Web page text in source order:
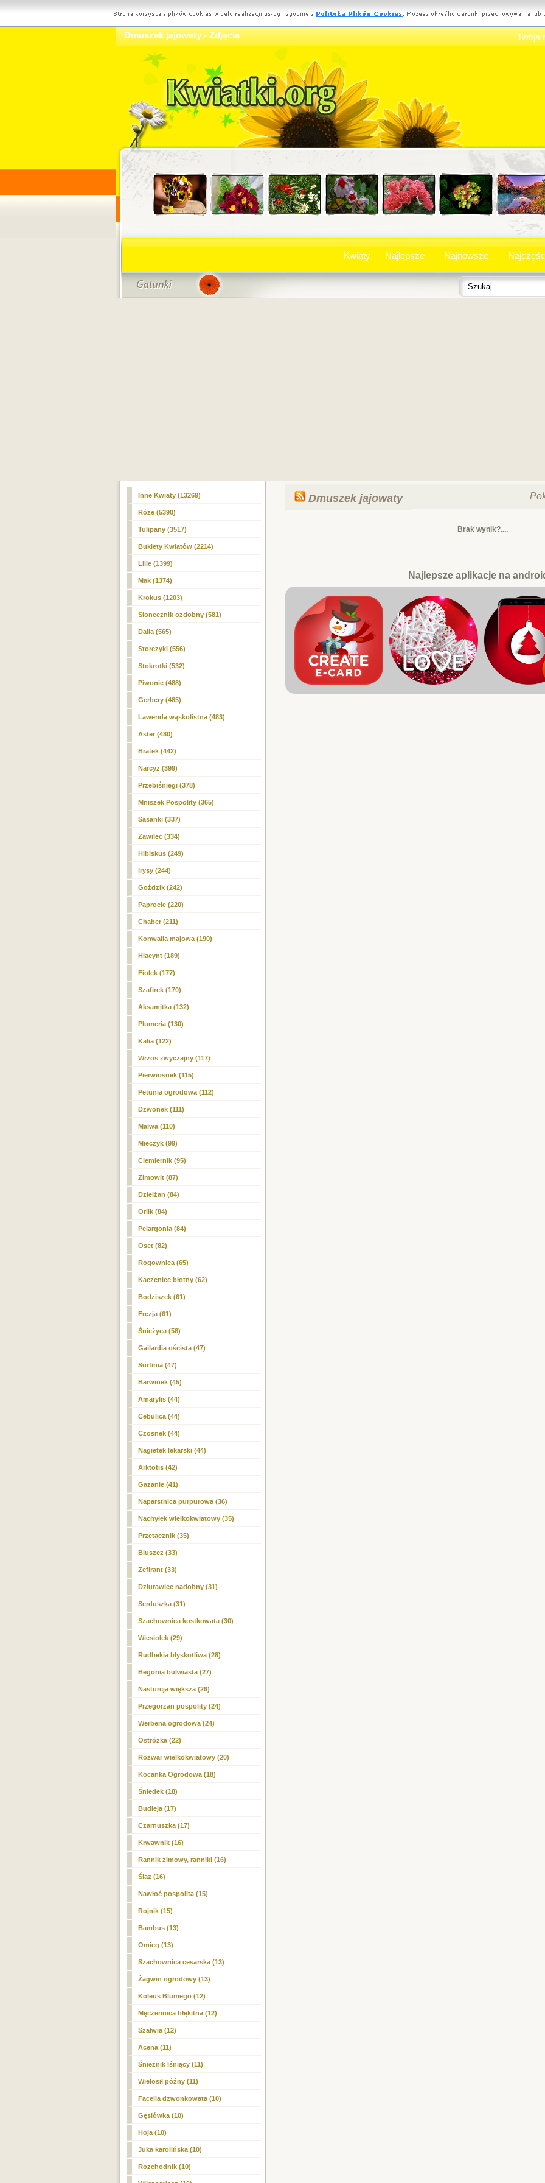
Dmuszek jajowaty - Zdjęcia Twoja
Kwiaty Najlepsze Najnowsze
Inne Kwiaty (13269)
Róże (5390)
Tulipany (3517)
Bukiety Kwiatów (2214)
Lilie (1399)
Mak (1374)
Krokus (1203)
Słonecznik ozdobny (581)
Dalia (565)
Storczyki (556)
Stokrotki (532)
Piwonie (488)
Gerbery (485)
Lawenda wąskolistna (483)
Aster (480)
Bratek (442)
Narcyz (399)
Przebiśniegi (378)
Mniszek Pospolity (365)
Sasanki (337)
Zawilec (334)
Hibiskus (249)
irysy (244)
Goździk (242)
Paprocie (220)
Chaber (211)
Konwalia majowa (190)
Hiacynt (189)
Fiołek (177)
Szafirek (170)
Aksamitka (132)
Plumeria (130)
Kalia (122)
Wrzos zwyczajny (117)
Pierwiosnek (115)
Petunia ogrodowa (112)
Dzwonek (111)
Malwa (110)
Mieczyk (99)
Ciemiernik (95)
Zimowit (87)
Dzielżan (84)
Orlik (84)
Pelargonia (84)
Oset (82)
Rogownica (65)
Kaczeniec błotny (62)
Bodziszek (61)
Frezja (61)
Śnieżyca (58)
Gailardia oścista (47)
Surfinia (47)
Barwinek (45)
Amarylis (44)
Cebulica (44)
Czosnek (44)
Nagietek lekarski (44)
Arktotis (42)
Gazanie (41)
Naparstnica purpurowa (36)
Nachyłek wielkokwiatowy (35)
Przetacznik (35)
Bluszcz (33)
Zefirant (33)
Dziurawiec nadobny (31)
Serduszka (31)
Szachownica kostkowata (30)
Wiesiołek (29)
Rudbekia błyskotliwa (28)
Begonia bulwiasta (27)
Nasturcja większa (26)
Przegorzan pospolity (24)
Werbena ogrodowa (24)
Ostróżka (22)
Rozwar wielkokwiatowy (20)
Kocanka Ogrodowa (18)
Śniedek (18)
Budleja (17)
Czarnuszka (17)
Krwawnik (16)
Rannik zimowy, ranniki (16)
Ślaz (16)
Nawłoć pospolita (15)
Rojnik (15)
Bambus (13)
Omieg (13)
Szachownica cesarska (13)
Żagwin ogrodowy (13)
Koleus Blumego (12)
Męczennica błękitna (12)
Szałwia (12)
Acena (11)
Śnieżnik lśniący (11)
Wielosił późny (11)
Facelia dzwonkowata (10)
Gęsiówka (10)
Hoja (10)
Juka karolińska (10)
Rozchodnik (10)
Dmuszek jajowaty
Brak wynik?....
Najlepsze aplikacje na